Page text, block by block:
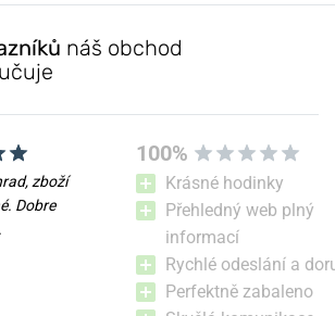
Přidat dotaz
Kšiltovka Helveti znak -
náš obchod
zboží
Dobre
100%
Krásné hodinky
Přehledný web plný
informací
Rychlé odeslání a
Perfektně zabaleno